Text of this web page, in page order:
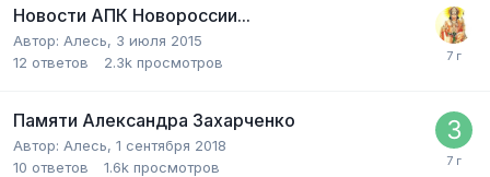
Новости АПК Новороссии...
Автор: Алесь, 3 июля 2015
12 ответов 2.3k просмотров
Памяти Александра Захарченко
Автор: Алесь, 1 сентября 2018
10 ответов 1.6k просмотров